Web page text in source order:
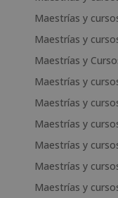
Maestrías y
Maestrías y
Maestrías y
Maestrías y
Maestrías y
Maestrías y
Maestrías y
Maestrías y
Maestrías y